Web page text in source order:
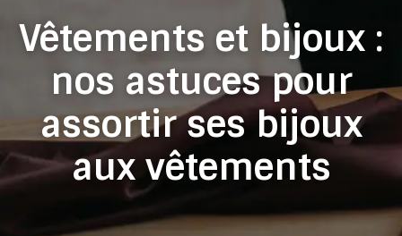
Vêtements et bijoux :
nos astuces pour
assortir ses bijoux
aux vêtements